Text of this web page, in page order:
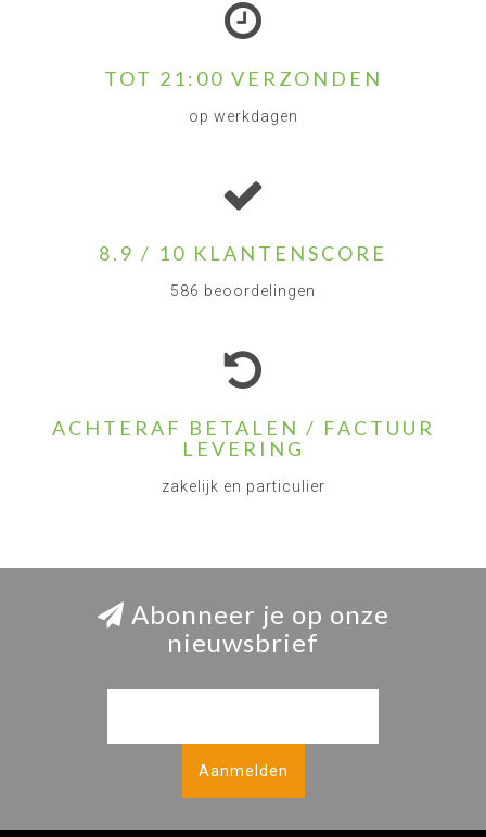
TOT 21:00 VERZONDEN
op werkdagen
8.9 / 10 KLANTENSCORE
586 beoordelingen
ACHTERAF BETALEN / FACTUUR
LEVERING
zakelijk en particulier
Abonneer je op onze
nieuwsbrief
Aanmelden